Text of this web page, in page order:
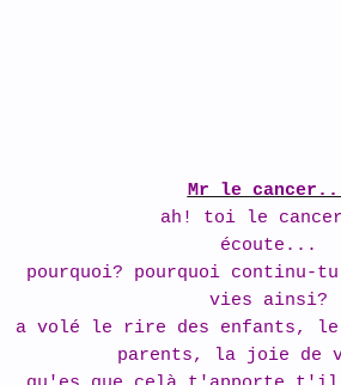
Mr le
ah! toi le
écoute...
pourquoi? pourquoi continu-
vies ainsi?
a volé le rire des enfants,
parents, la joie de